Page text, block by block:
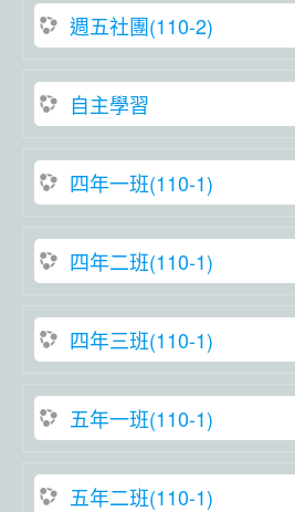
週五社團(110-2)
自主學習
四年一班(110-1)
四年二班(110-1)
四年三班(110-1)
五年一班(110-1)
五年二班(110-1)